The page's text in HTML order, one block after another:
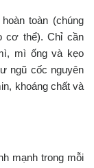
toàn (chúng
cơ thể). Chỉ cần
mì ống và kẹo
ngũ cốc nguyên
khoáng chất và
mạnh trong mỗi